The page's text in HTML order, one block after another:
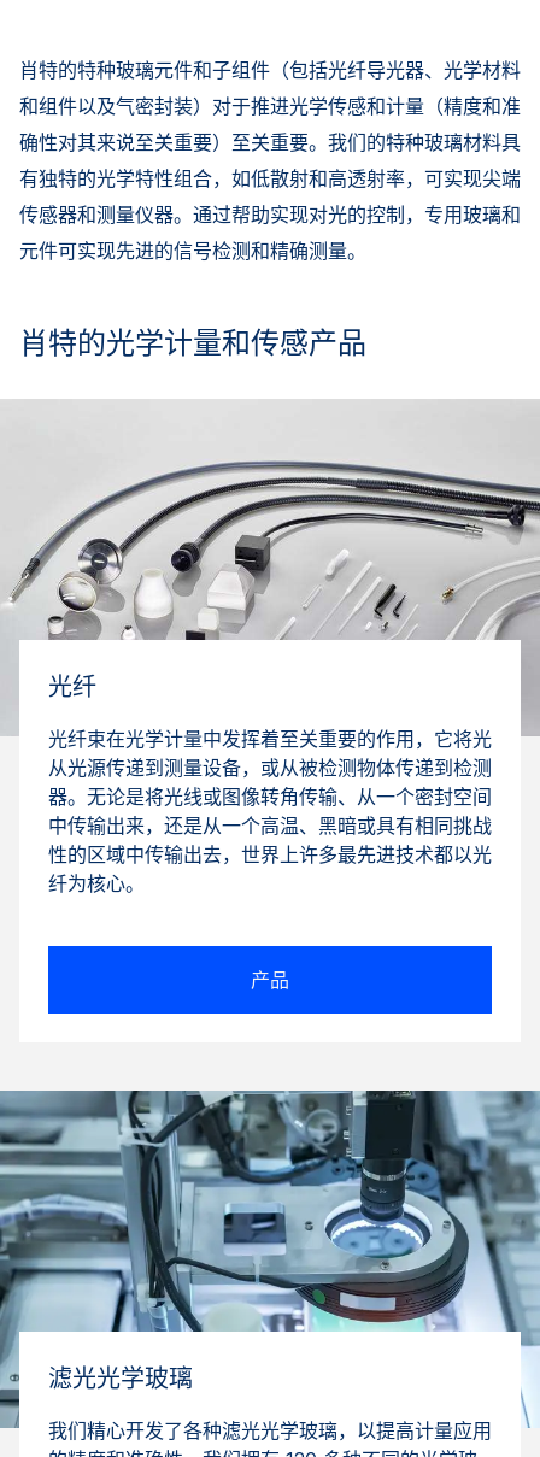
肖特的特种玻璃元件和子组件（包括光纤导光器、光学材料
和组件以及气密封装）对于推进光学传感和计量（精度和准
确性对其来说至关重要）至关重要。我们的特种玻璃材料具
有独特的光学特性组合，如低散射和高透射率，可实现尖端
传感器和测量仪器。通过帮助实现对光的控制，专用玻璃和
元件可实现先进的信号检测和精确测量。
肖特的光学计量和传感产品
光纤
光纤束在光学计量中发挥着至关重要的作用，它将光
从光源传递到测量设备，或从被检测物体传递到检测
器。无论是将光线或图像转角传输、从一个密封空间
中传输出来，还是从一个高温、黑暗或具有相同挑战
性的区域中传输出去，世界上许多最先进技术都以光
纤为核心。
产品
滤光光学玻璃
我们精心开发了各种滤光光学玻璃，以提高计量应用